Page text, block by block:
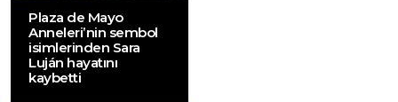
Plaza de Mayo
Anneleri’nin sembol
isimlerinden Sara
Luján hayatını
kaybetti